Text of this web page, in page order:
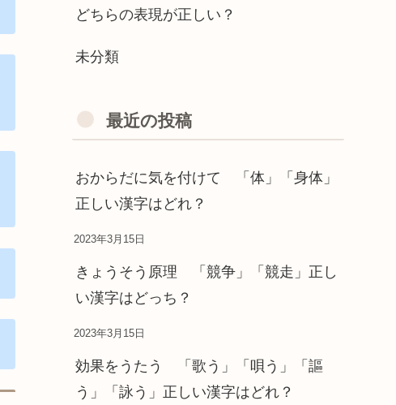
どちらの表現が正しい？
未分類
最近の投稿
おからだに気を付けて 「体」「身体」
正しい漢字はどれ？
2023年3月15日
きょうそう原理 「競争」「競走」正し
い漢字はどっち？
2023年3月15日
効果をうたう 「歌う」「唄う」「謳
う」「詠う」正しい漢字はどれ？